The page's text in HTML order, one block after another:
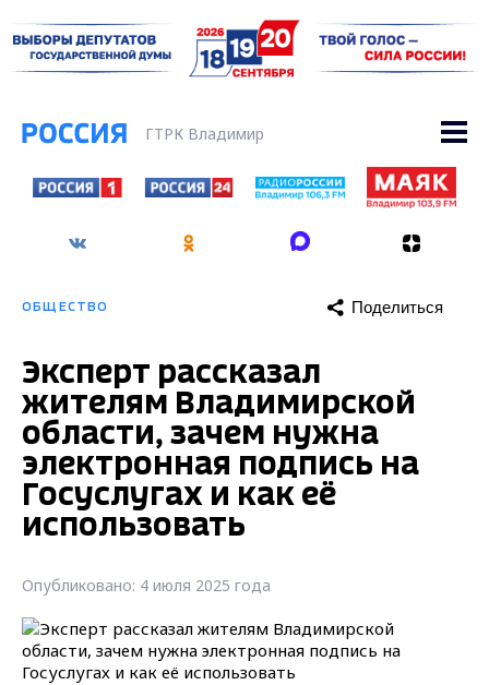
ГТРК Владимир
ОБЩЕСТВО Поделиться
Эксперт рассказал
жителям Владимирской
области, зачем нужна
электронная подпись на
Госуслугах и как её
использовать
Опубликовано: 4 июля 2025 года